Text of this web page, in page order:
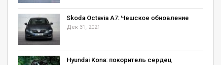
Skoda Octavia А7: Чешское обновление
Дек 31, 2021
Hyundai Kona: покоритель сердец